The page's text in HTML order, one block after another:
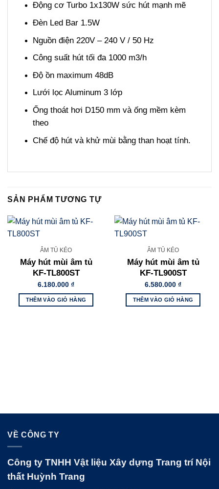
Động cơ Turbo 1x130W sức hút mạnh mẽ
Đèn Led Bar 1.5W
Nguồn điện 220V – 240 V / 50 Hz
Công suất hút tối đa 1000 m3/h
Độ ồn maximum 48dB
Lưới lọc Aluminum 3 lớp
Ống thoát hơi D150 mm và ống mềm kèm
theo
Chế độ hút và khử mùi bằng than hoạt tính.
SẢN PHẨM TƯƠNG TỰ
ÂM TỦ KÉO
Máy hút mùi âm tủ
KF-TL800ST
6.180.000 ₫
THÊM VÀO GIỎ HÀNG
ÂM TỦ KÉO
Máy hút mùi âm tủ
KF-TL900ST
6.580.000 ₫
THÊM VÀO GIỎ HÀNG
VỀ CÔNG TY
Công ty TNHH Vật liệu Xây dựng Trang trí Nội
thất Huỳnh Trang